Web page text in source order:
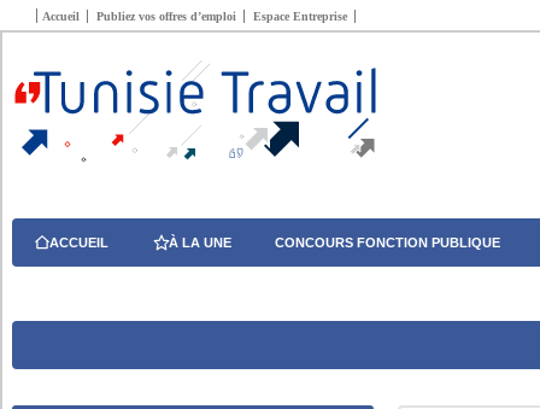
Accueil Publiez vos offres d’emploi Espace Entreprise
ACCUEIL À LA UNE CONCOURS FONCTION PUBLIQUE